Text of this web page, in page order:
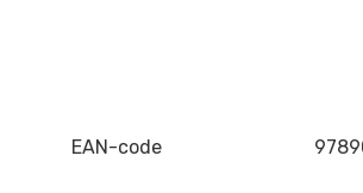
EAN-code